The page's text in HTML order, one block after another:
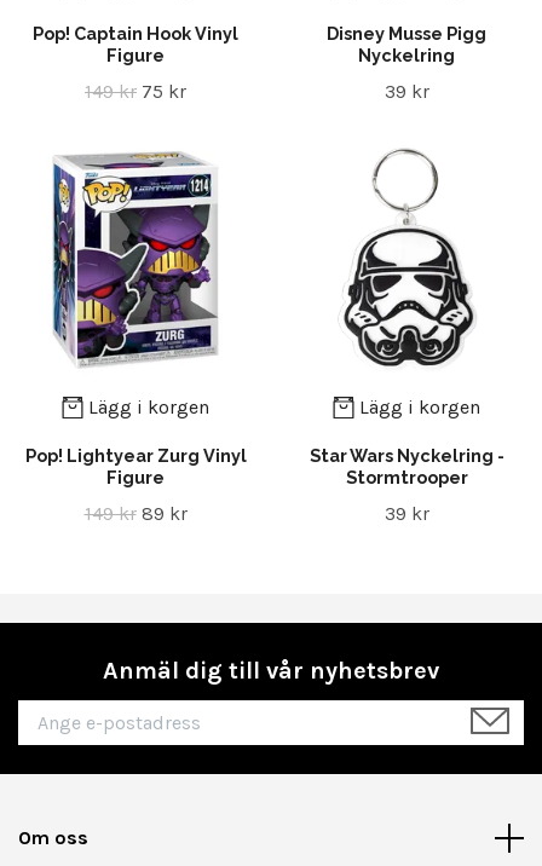
Pop! Captain Hook Vinyl
Figure
149 kr 75 kr
Disney Musse Pigg
Nyckelring
39 kr
Lägg i korgen
Pop! Lightyear Zurg Vinyl
Figure
149 kr 89 kr
Lägg i korgen
Star Wars Nyckelring -
Stormtrooper
39 kr
Anmäl dig till vår nyhetsbrev
Om oss